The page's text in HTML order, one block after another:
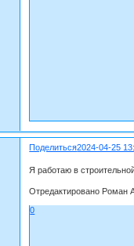
Поделиться2024-04-25
Я работаю в
Отредактировано Роман
0